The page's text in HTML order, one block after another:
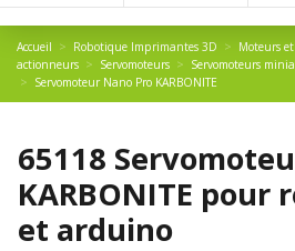
Accueil Robotique Imprimantes 3D
Moteurs et
actionneurs
Servomoteurs
Servomoteurs
Servomoteur Nano Pro KARBONITE
65118
KARBONITE pour
et arduino